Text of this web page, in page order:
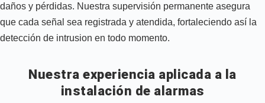
daños y pérdidas. Nuestra supervisión permanente asegura
que cada señal sea registrada y atendida, fortaleciendo así la
detección de intrusion en todo momento.
Nuestra experiencia aplicada a la
instalación de alarmas